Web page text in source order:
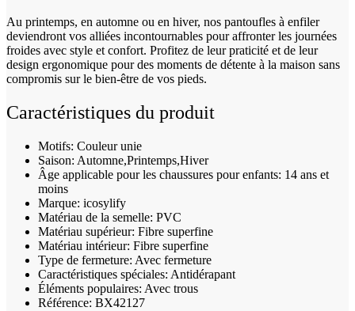
Au printemps, en automne ou en hiver, nos pantoufles à enfiler
deviendront vos alliées incontournables pour affronter les journées
froides avec style et confort. Profitez de leur praticité et de leur
design ergonomique pour des moments de détente à la maison sans
compromis sur le bien-être de vos pieds.
Caractéristiques du produit
Motifs: Couleur unie
Saison: Automne,Printemps,Hiver
Âge applicable pour les chaussures pour enfants: 14 ans et
moins
Marque: icosylify
Matériau de la semelle: PVC
Matériau supérieur: Fibre superfine
Matériau intérieur: Fibre superfine
Type de fermeture: Avec fermeture
Caractéristiques spéciales: Antidérapant
Éléments populaires: Avec trous
Référence: BX42127